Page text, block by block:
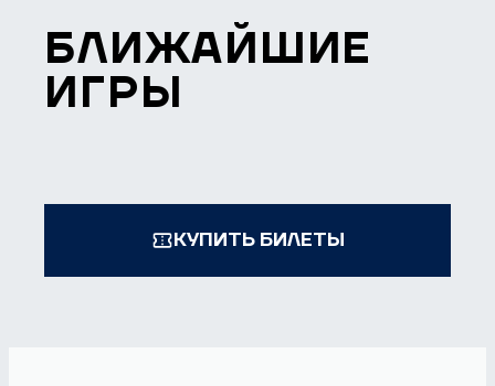
БЛИЖАЙШИЕ
ИГРЫ
КУПИТЬ БИЛЕТЫ